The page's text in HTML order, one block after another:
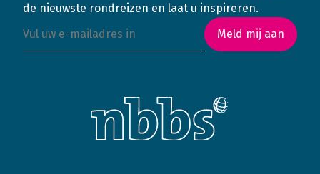
de nieuwste rondreizen en laat u inspireren.
Meld mij aan